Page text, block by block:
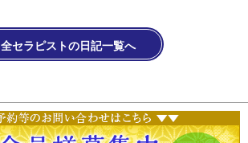
全セラピストの日記一覧へ